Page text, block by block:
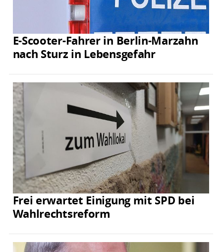
E-Scooter-Fahrer in Berlin-Marzahn
nach Sturz in Lebensgefahr
Frei erwartet Einigung mit SPD bei
Wahlrechtsreform